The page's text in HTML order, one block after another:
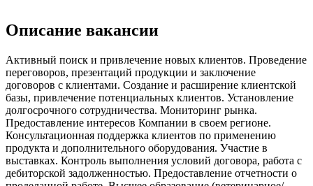
Описание вакансии
Активный поиск и привлечение новых клиентов. Проведение
переговоров, презентаций продукции и заключение
договоров с клиентами. Создание и расширение клиентской
базы, привлечение потенциальных клиентов. Установление
долгосрочного сотрудничества. Мониторинг рынка.
Предоставление интересов Компании в своем регионе.
Консультационная поддержка клиентов по применению
продукта и дополнительного оборудования. Участие в
выставках. Контроль выполнения условий договора, работа с
дебиторской задолженностью. Предоставление отчетности о